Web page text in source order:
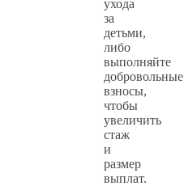
ухода
за
детьми,
либо
выполняйте
добровольные
взносы,
чтобы
увеличить
стаж
и
размер
выплат.